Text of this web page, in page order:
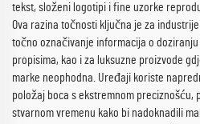
tekst, složeni logotipi i fine uzorke
Ova razina točnosti ključna je za
točno označivanje informacija o
propisima, kao i za luksuzne proizvode
marke neophodna. Uređaji koriste
položaj boca s ekstremnom
stvarnom vremenu kako bi nadoknadili